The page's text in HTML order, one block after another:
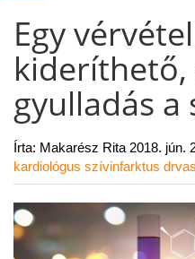
Egy
kideríthető,
gyulladás a
Írta: Makarész Rita 2018. jún.
kardiológus szívinfarktus